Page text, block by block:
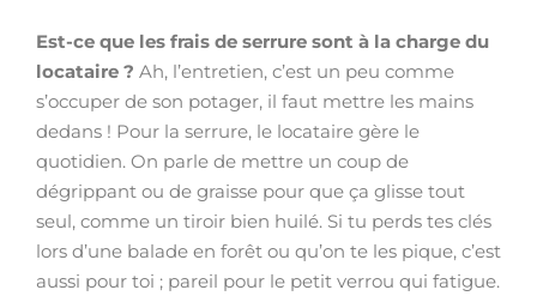
Est-ce que les frais de serrure sont à la charge du
locataire ? Ah, l’entretien, c’est un peu comme
s’occuper de son potager, il faut mettre les mains
dedans ! Pour la serrure, le locataire gère le
quotidien. On parle de mettre un coup de
dégrippant ou de graisse pour que ça glisse tout
seul, comme un tiroir bien huilé. Si tu perds tes clés
lors d’une balade en forêt ou qu’on te les pique, c’est
aussi pour toi ; pareil pour le petit verrou qui fatigue.